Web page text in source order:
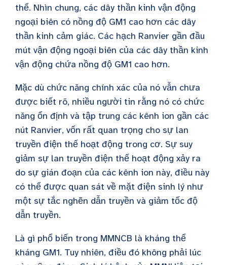
thể. Nhìn chung, các dây thần kinh vận động
ngoại biên có nồng độ GM1 cao hơn các dây
thần kinh cảm giác. Các hạch Ranvier gần đầu
mút vận động ngoại biên của các dây thần kinh
vận động chứa nồng độ GM1 cao hơn.
Mặc dù chức năng chính xác của nó vẫn chưa
được biết rõ, nhiều người tin rằng nó có chức
năng ổn định và tập trung các kênh ion gần các
nút Ranvier, vốn rất quan trọng cho sự lan
truyền điện thế hoạt động trong cơ. Sự suy
giảm sự lan truyền điện thế hoạt động xảy ra
do sự gián đoạn của các kênh ion này, điều này
có thể được quan sát về mặt điện sinh lý như
một sự tắc nghẽn dẫn truyền và giảm tốc độ
dẫn truyền.
Là gì phổ biến trong MMNCB là kháng thể
kháng GM1. Tuy nhiên, điều đó không phải lúc